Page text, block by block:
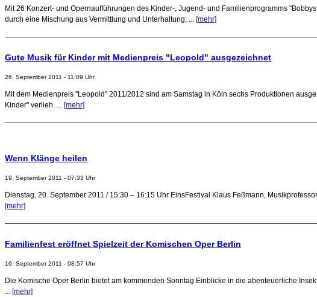
Mit 26 Konzert- und Opernaufführungen des Kinder-, Jugend- und Familienprogramms
durch eine Mischung aus Vermittlung und Unterhaltung, ... [mehr]
Gute Musik für Kinder mit Medienpreis "Leopold" ausgezeichnet
26. September 2011 - 11:09 Uhr
Mit dem Medienpreis "Leopold" 2011/2012 sind am Samstag in Köln sechs Produktionen
Kinder" verlieh. ... [mehr]
Wenn Klänge heilen
19. September 2011 - 07:33 Uhr
Dienstag, 20. September 2011 / 15:30 – 16:15 Uhr EinsFestival Klaus Feßmann,
[mehr]
Familienfest eröffnet Spielzeit der Komischen Oper Berlin
16. September 2011 - 08:57 Uhr
Die Komische Oper Berlin bietet am kommenden Sonntag Einblicke in die abenteuerliche
... [mehr]